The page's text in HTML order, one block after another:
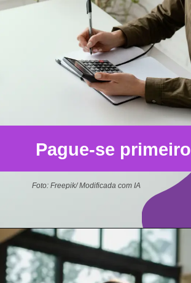
Pague-se primeiro
Foto: Freepik/ Modificada com IA